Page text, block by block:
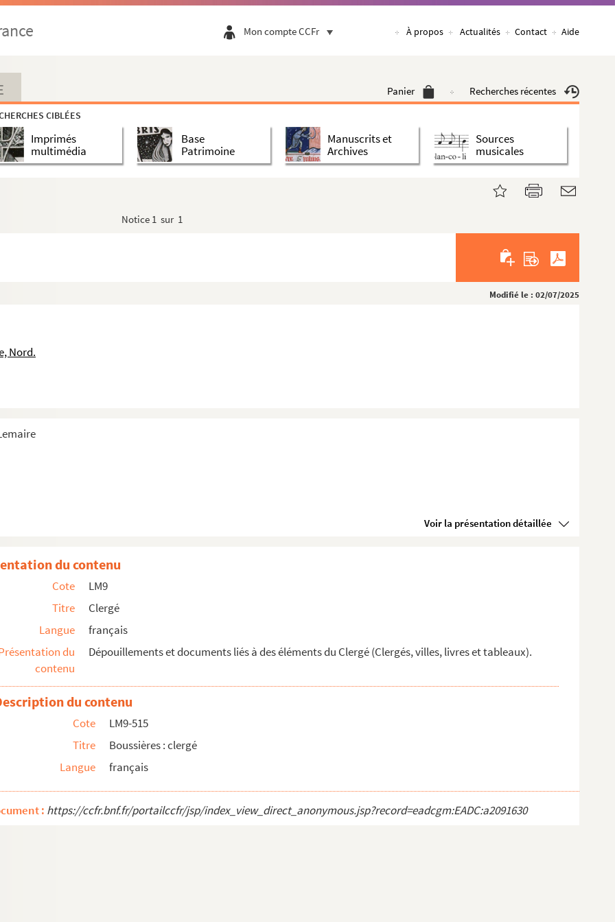
Mon compte CCFr À propos Actualités Contact Aide
Panier Recherches récentes
CIBLÉES
Imprimés
multimédia
Base
Patrimoine
Manuscrits et
Archives
Sources
musicales
Notice 1 sur 1
Modifié le : 02/07/2025
Nord.
Voir la présentation détaillée
Maing, Trith, Saint-Léger, Vieux-Maisnil
du contenu
Cote
LM9
Titre
Clergé
Langue
français
du
contenu
Dépouillements et documents liés à des éléments du Clergé (Clergés, villes, livres et tableaux).
du contenu
Cote
LM9-515
Titre
Boussières : clergé
Langue
français
: https://ccfr.bnf.fr/portailccfr/jsp/index_view_direct_anonymous.jsp?record=eadcgm:EADC:a2091630